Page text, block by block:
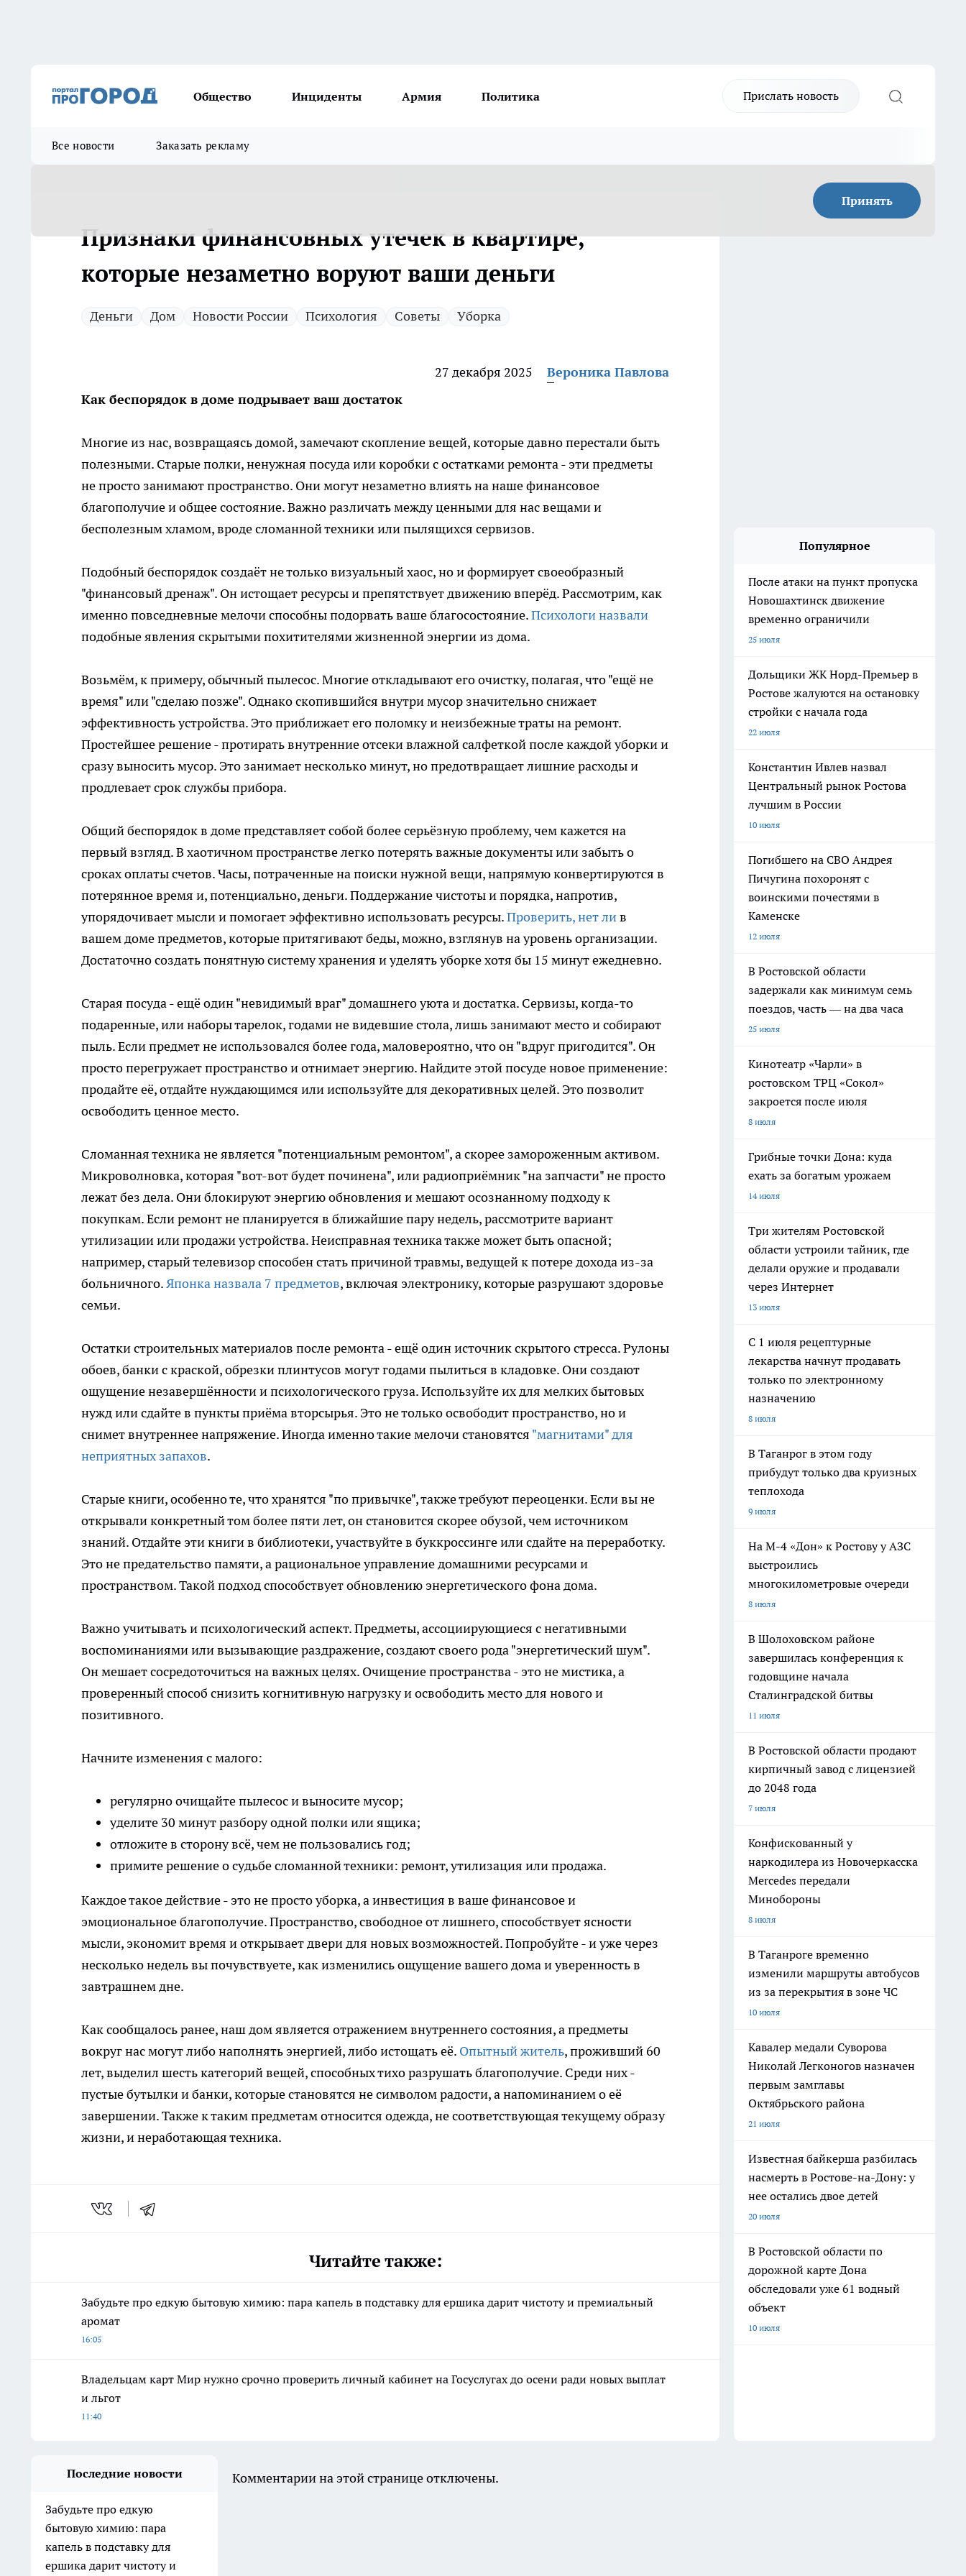
Общество Инциденты Армия Политика Прислать новость
Все новости Заказать рекламу
Принять
Признаки финансовных утечек в квартире,
которые незаметно воруют ваши деньги
Деньги Дом Новости России Психология Советы Уборка
27 декабря 2025
Вероника Павлова
Как беспорядок в доме подрывает ваш достаток
Многие из нас, возвращаясь домой, замечают скопление вещей, которые давно перестали быть
полезными. Старые полки, ненужная посуда или коробки с остатками ремонта - эти предметы
не просто занимают пространство. Они могут незаметно влиять на наше финансовое
благополучие и общее состояние. Важно различать между ценными для нас вещами и
бесполезным хламом, вроде сломанной техники или пылящихся сервизов.
Подобный беспорядок создаёт не только визуальный хаос, но и формирует своеобразный
"финансовый дренаж". Он истощает ресурсы и препятствует движению вперёд. Рассмотрим, как
именно повседневные мелочи способны подорвать ваше благосостояние.Психологи назвали
подобные явления скрытыми похитителями жизненной энергии из дома.
Возьмём, к примеру, обычный пылесос. Многие откладывают его очистку, полагая, что "ещё не
время" или "сделаю позже". Однако скопившийся внутри мусор значительно снижает
эффективность устройства. Это приближает его поломку и неизбежные траты на ремонт.
Простейшее решение - протирать внутренние отсеки влажной салфеткой после каждой уборки и
сразу выносить мусор. Это занимает несколько минут, но предотвращает лишние расходы и
продлевает срок службы прибора.
Общий беспорядок в доме представляет собой более серьёзную проблему, чем кажется на
первый взгляд. В хаотичном пространстве легко потерять важные документы или забыть о
сроках оплаты счетов. Часы, потраченные на поиски нужной вещи, напрямую конвертируются в
потерянное время и, потенциально, деньги. Поддержание чистоты и порядка, напротив,
упорядочивает мысли и помогает эффективно использовать ресурсы.Проверить, нет лив
вашем доме предметов, которые притягивают беды, можно, взглянув на уровень организации.
Достаточно создать понятную систему хранения и уделять уборке хотя бы 15 минут ежедневно.
Старая посуда - ещё один "невидимый враг" домашнего уюта и достатка. Сервизы, когда-то
подаренные, или наборы тарелок, годами не видевшие стола, лишь занимают место и собирают
пыль. Если предмет не использовался более года, маловероятно, что он "вдруг пригодится". Он
просто перегружает пространство и отнимает энергию. Найдите этой посуде новое применение:
продайте её, отдайте нуждающимся или используйте для декоративных целей. Это позволит
освободить ценное место.
Сломанная техника не является "потенциальным ремонтом", а скорее замороженным активом.
Микроволновка, которая "вот-вот будет починена", или радиоприёмник "на запчасти" не просто
лежат без дела. Они блокируют энергию обновления и мешают осознанному подходу к
покупкам. Если ремонт не планируется в ближайшие пару недель, рассмотрите вариант
утилизации или продажи устройства. Неисправная техника также может быть опасной;
например, старый телевизор способен стать причиной травмы, ведущей к потере дохода из-за
больничного.Японка назвала 7 предметов, включая электронику, которые разрушают здоровье
семьи.
Остатки строительных материалов после ремонта - ещё один источник скрытого стресса. Рулоны
обоев, банки с краской, обрезки плинтусов могут годами пылиться в кладовке. Они создают
ощущение незавершённости и психологического груза. Используйте их для мелких бытовых
нужд или сдайте в пункты приёма вторсырья. Это не только освободит пространство, но и
снимет внутреннее напряжение. Иногда именно такие мелочи становятся "магнитами" для
неприятных запахов.
Старые книги, особенно те, что хранятся "по привычке", также требуют переоценки. Если вы не
открывали конкретный том более пяти лет, он становится скорее обузой, чем источником
знаний. Отдайте эти книги в библиотеки, участвуйте в буккроссинге или сдайте на переработку.
Это не предательство памяти, а рациональное управление домашними ресурсами и
пространством. Такой подход способствует обновлению энергетического фона дома.
Важно учитывать и психологический аспект. Предметы, ассоциирующиеся с негативными
воспоминаниями или вызывающие раздражение, создают своего рода "энергетический шум".
Он мешает сосредоточиться на важных целях. Очищение пространства - это не мистика, а
проверенный способ снизить когнитивную нагрузку и освободить место для нового и
позитивного.
Начните изменения с малого:
регулярно очищайте пылесос и выносите мусор;
уделите 30 минут разбору одной полки или ящика;
отложите в сторону всё, чем не пользовались год;
примите решение о судьбе сломанной техники: ремонт, утилизация или продажа.
Каждое такое действие - это не просто уборка, а инвестиция в ваше финансовое и
эмоциональное благополучие. Пространство, свободное от лишнего, способствует ясности
мысли, экономит время и открывает двери для новых возможностей. Попробуйте - и уже через
несколько недель вы почувствуете, как изменились ощущение вашего дома и уверенность в
завтрашнем дне.
Как сообщалось ранее, наш дом является отражением внутреннего состояния, а предметы
вокруг нас могут либо наполнять энергией, либо истощать её. Опытный житель, проживший 60
лет, выделил шесть категорий вещей, способных тихо разрушать благополучие. Среди них -
пустые бутылки и банки, которые становятся не символом радости, а напоминанием о её
завершении. Также к таким предметам относится одежда, не соответствующая текущему образу
жизни, и неработающая техника.
Читайте также:
Забудьте про едкую бытовую химию: пара капель в подставку для ершика дарит чистоту и премиальный
аромат
16:05
Владельцам карт Мир нужно срочно проверить личный кабинет на Госуслугах до осени ради новых выплат
и льгот
11:40
Популярное
После атаки на пункт пропуска
Новошахтинск движение
временно ограничили
25 июля
Дольщики ЖК Норд-Премьер в
Ростове жалуются на остановку
стройки с начала года
22 июля
Константин Ивлев назвал
Центральный рынок Ростова
лучшим в России
10 июля
Погибшего на СВО Андрея
Пичугина похоронят с
воинскими почестями в
Каменске
12 июля
В Ростовской области
задержали как минимум семь
поездов, часть — на два часа
25 июля
Кинотеатр «Чарли» в
ростовском ТРЦ «Сокол»
закроется после июля
8 июля
Грибные точки Дона: куда
ехать за богатым урожаем
14 июля
Три жителям Ростовской
области устроили тайник, где
делали оружие и продавали
через Интернет
13 июля
С 1 июля рецептурные
лекарства начнут продавать
только по электронному
назначению
8 июля
В Таганрог в этом году
прибудут только два круизных
теплохода
9 июля
На М-4 «Дон» к Ростову у АЗС
выстроились
многокилометровые очереди
8 июля
В Шолоховском районе
завершилась конференция к
годовщине начала
Сталинградской битвы
11 июля
В Ростовской области продают
кирпичный завод с лицензией
до 2048 года
7 июля
Конфискованный у
наркодилера из Новочеркасска
Mercedes передали
Минобороны
8 июля
В Таганроге временно
изменили маршруты автобусов
из за перекрытия в зоне ЧС
10 июля
Кавалер медали Суворова
Николай Легконогов назначен
первым замглавы
Октябрьского района
21 июля
Известная байкерша разбилась
насмерть в Ростове-на-Дону: у
нее остались двое детей
20 июля
В Ростовской области по
дорожной карте Дона
обследовали уже 61 водный
объект
10 июля
Последние новости
Забудьте про едкую
бытовую химию: пара
капель в подставку для
ершика дарит чистоту и
Комментарии на этой странице отключены.